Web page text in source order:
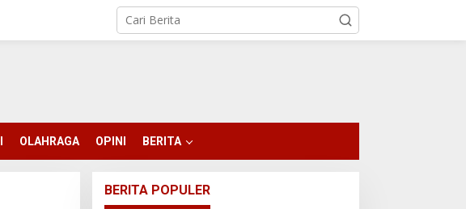
OLAHRAGA OPINI BERITA
BERITA POPULER